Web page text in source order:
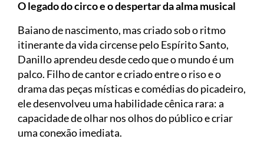
O legado do circo e o despertar da alma musical
Baiano de nascimento, mas criado sob o ritmo
itinerante da vida circense pelo Espírito Santo,
Danillo aprendeu desde cedo que o mundo é um
palco. Filho de cantor e criado entre o riso e o
drama das peças místicas e comédias do picadeiro,
ele desenvolveu uma habilidade cênica rara: a
capacidade de olhar nos olhos do público e criar
uma conexão imediata.